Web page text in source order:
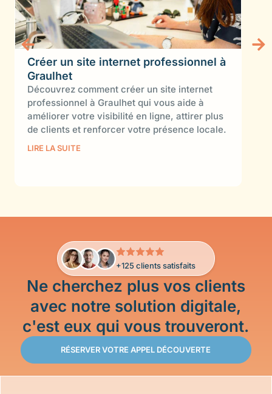
Créer un site internet professionnel à
Graulhet
Découvrez comment créer un site internet
professionnel à Graulhet qui vous aide à
améliorer votre visibilité en ligne, attirer plus
de clients et renforcer votre présence locale.
LIRE LA SUITE
+125 clients satisfaits
Ne cherchez plus vos clients
avec notre solution digitale,
c'est eux qui vous trouveront.
RÉSERVER VOTRE APPEL DÉCOUVERTE